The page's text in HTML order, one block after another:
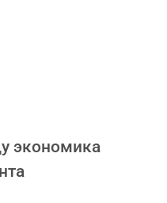
экономика